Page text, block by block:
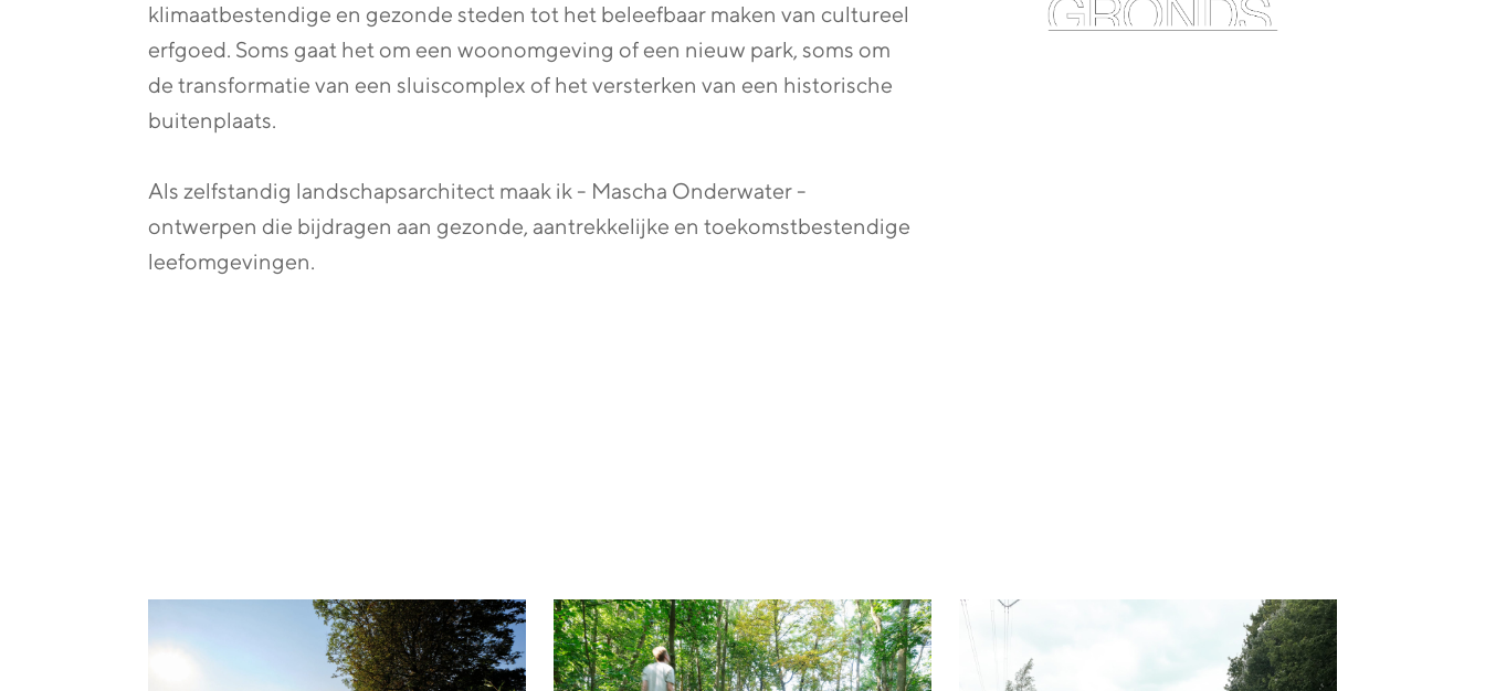
klimaatbestendige en gezonde steden tot het beleefbaar maken van cultureel
erfgoed. Soms gaat het om een woonomgeving of een nieuw park, soms om
de transformatie van een sluiscomplex of het versterken van een historische
buitenplaats.
Als zelfstandig landschapsarchitect maak ik - Mascha Onderwater -
ontwerpen die bijdragen aan gezonde, aantrekkelijke en toekomstbestendige
leefomgevingen.